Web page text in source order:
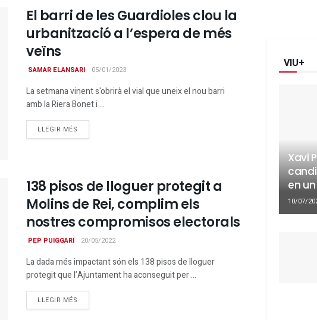
El barri de les Guardioles clou la
urbanització a l’espera de més
veïns
SAMAR ELANSARI 05/01/2023
La setmana vinent s'obrirà el vial que uneix el nou barri
amb la Riera Bonet i ...
LLEGIR MÉS
138 pisos de lloguer protegit a
Molins de Rei, complim els
nostres compromisos electorals
PEP PUIGGARÍ 20/05/2022
La dada més impactant són els 138 pisos de lloguer
protegit que l’Ajuntament ha aconseguit per ...
LLEGIR MÉS
VIU+
Xavi
en
10/07/